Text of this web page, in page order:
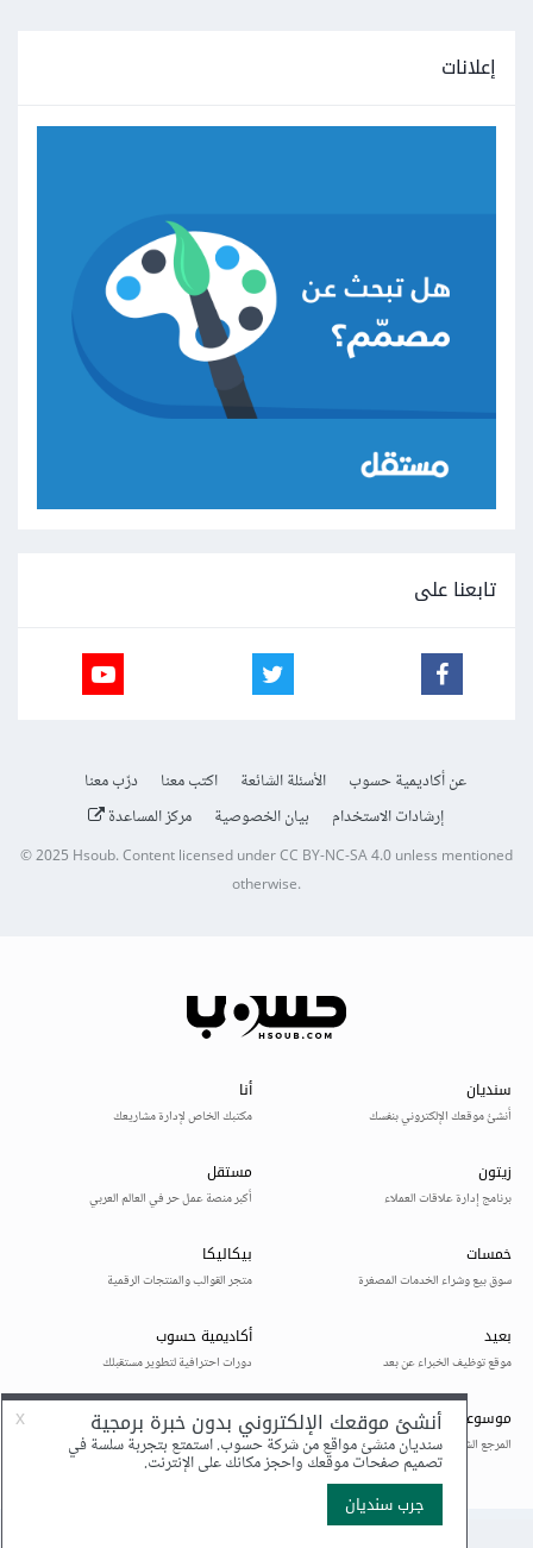
إعلانات
تابعنا على
عن أكاديمية حسوب الأسئلة الشائعة اكتب معنا
درّب معنا
إرشادات الاستخدام
بيان الخصوصية مركز المساعدة
© 2025Hsoub.Content licensed underCC BY-NC-SA 4.0unless mentioned
otherwise.